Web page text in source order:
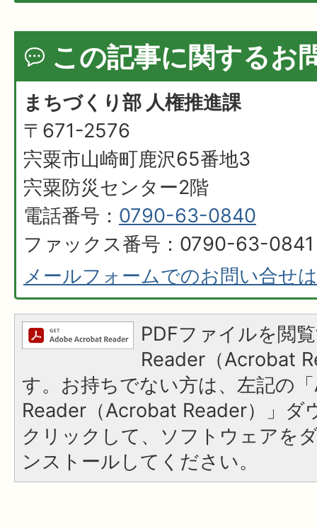
この記事に関するお
まちづくり部 人権推進課
〒671-2576
宍粟市山崎町鹿沢65番地3
宍粟防災センター2階
電話番号： 0790-63-0840
ファックス番号：0790-63-0841
メールフォームでのお問い合せ
PDFファイルを閲
Reader（Acrobat
す。お持ちでない方は、左記の
Reader（Acrobat Reader）」ダ
クリックして、ソフトウェアを
ンストールしてください。